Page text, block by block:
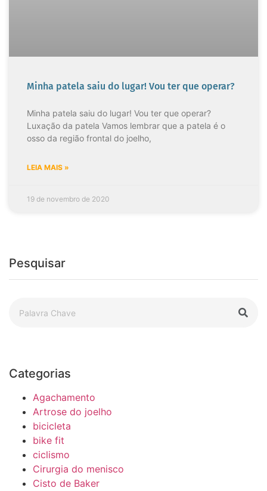
Minha patela saiu do lugar! Vou ter que operar?
Minha patela saiu do lugar! Vou ter que operar?
Luxação da patela Vamos lembrar que a patela é o
osso da região frontal do joelho,
LEIA MAIS »
19 de novembro de 2020
Pesquisar
Categorias
Agachamento
Artrose do joelho
bicicleta
bike fit
ciclismo
Cirurgia do menisco
Cisto de Baker